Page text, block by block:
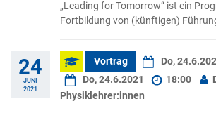
„Leading for Tomorrow“ ist ein
Fortbildung von (künftigen)
24
JUNI
2021
Vortrag Do,
Do, 24.6.2021
18:00
Physiklehrer:innen